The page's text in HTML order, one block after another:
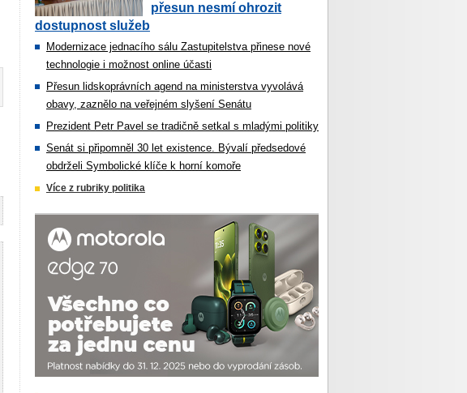
přesun nesmí ohrozit
dostupnost služeb
Modernizace jednacího sálu Zastupitelstva přinese nové
technologie i možnost online účasti
Přesun lidskoprávních agend na ministerstva vyvolává
obavy, zaznělo na veřejném slyšení Senátu
Prezident Petr Pavel se tradičně setkal s mladými politiky
Senát si připomněl 30 let existence. Bývalí předsedové
obdrželi Symbolické klíče k horní komoře
Více z rubriky politika